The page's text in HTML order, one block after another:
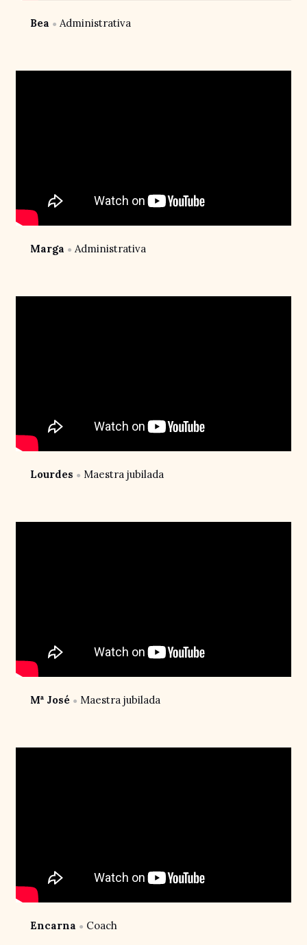
Bea ● Administrativa
Marga ● Administrativa
Lourdes ● Maestra jubilada
Mª José ● Maestra jubilada
Encarna ● Coach